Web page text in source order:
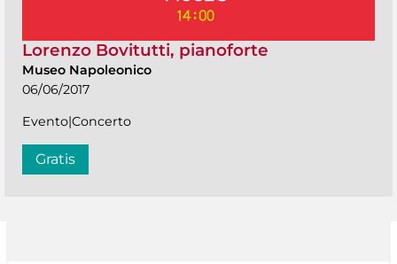
Lorenzo Bovitutti, pianoforte
Museo Napoleonico
06/06/2017
Evento|Concerto
Gratis